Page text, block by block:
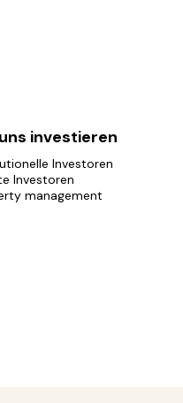
investieren
Investoren
Investoren
management